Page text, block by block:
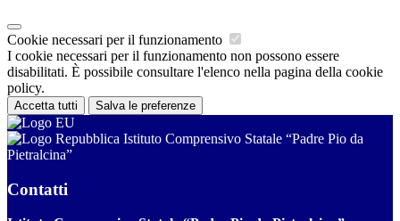
Cookie necessari per il funzionamento
I cookie necessari per il funzionamento non possono essere
disabilitati. È possibile consultare l'elenco nella pagina della cookie
policy.
Accetta tutti Salva le preferenze
Istituto Comprensivo Statale “Padre Pio da
Pietralcina”
Contatti